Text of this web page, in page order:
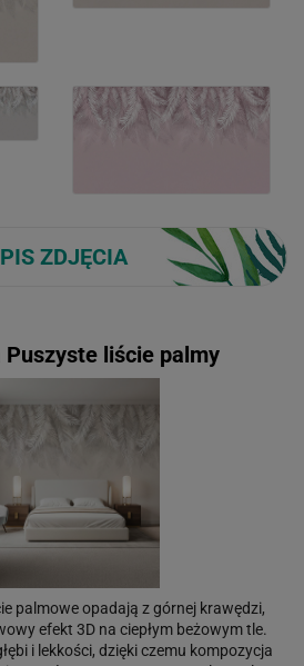
ZDJĘCIA
liście palmy
palmowe opadają z górnej krawędzi,
efekt 3D na ciepłym beżowym tle.
i lekkości, dzięki czemu kompozycja